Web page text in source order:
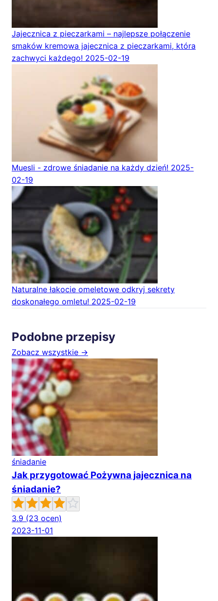
Jajecznica z pieczarkami – najlepsze połączenie
smaków kremowa jajecznica z pieczarkami, która
zachwyci każdego! 2025-02-19
Muesli - zdrowe śniadanie na każdy dzień! 2025-
02-19
Naturalne łakocie omeletowe odkryj sekrety
doskonałego omletu! 2025-02-19
Podobne przepisy
Zobacz wszystkie →
śniadanie
Jak przygotować Pożywna jajecznica na
śniadanie?
3.9 (23 ocen)
2023-11-01